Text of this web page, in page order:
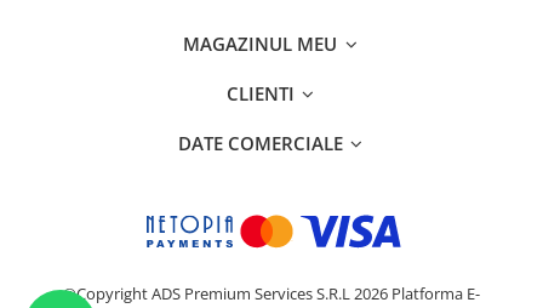
MAGAZINUL MEU
CLIENTI
DATE COMERCIALE
©Copyright ADS Premium Services S.R.L 2026 Platforma E-